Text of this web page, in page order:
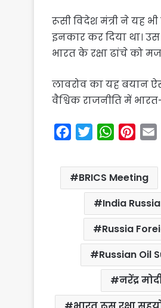
रूसी विदेश मंत्री ने यह
इनकार कर दिया था।
भारत के रक्षा ढांचे को
लावरोव का यह बयान
वैश्विक राजनीति में
c
e
i
t
t
e
r
W
a
t
s
A
p
p
n
t
e
r
e
s
t
a
l
BRICS Meeting
India
Russia
Russian Oil
नरेंद्र